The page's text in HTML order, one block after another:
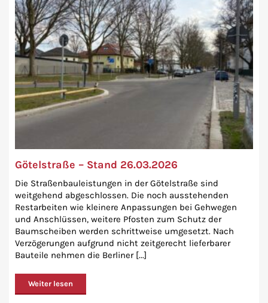
Götelstraße – Stand 26.03.2026
Die Straßenbauleistungen in der Götelstraße sind
weitgehend abgeschlossen. Die noch ausstehenden
Restarbeiten wie kleinere Anpassungen bei Gehwegen
und Anschlüssen, weitere Pfosten zum Schutz der
Baumscheiben werden schrittweise umgesetzt. Nach
Verzögerungen aufgrund nicht zeitgerecht lieferbarer
Bauteile nehmen die Berliner [...]
Weiter lesen